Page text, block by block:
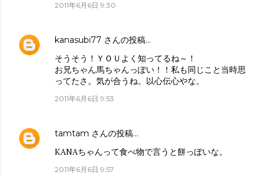
2011年6月6日 9:30
kanasubi77 さんの投稿…
そうそう！ＹＯＵよく知ってるね～！
お兄ちゃん馬ちゃんっぽい！！私も同じこと当時思
ってたさ。気が合うね。以心伝心やな。
2011年6月6日 9:53
tamtam さんの投稿…
KANAちゃんって食べ物で言うと餅っぽいな。
2011年6月6日 9:57